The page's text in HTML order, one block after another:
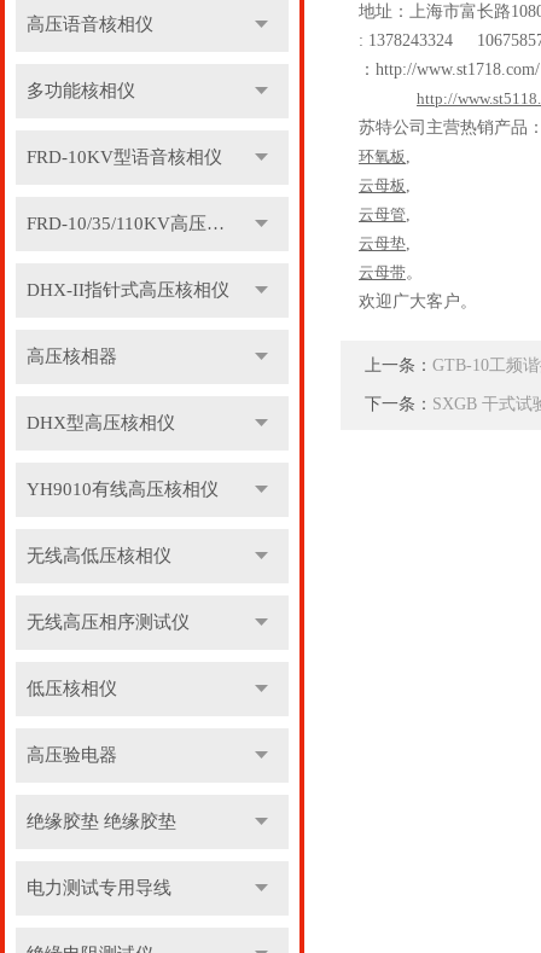
高压语音核相仪
多功能核相仪
FRD-10KV型语音核相仪
FRD-10/35/110KV高压语音核相器
DHX-II指针式高压核相仪
高压核相器
DHX型高压核相仪
YH9010有线高压核相仪
无线高低压核相仪
无线高压相序测试仪
低压核相仪
高压验电器
绝缘胶垫 绝缘胶垫
电力测试专用导线
地址：上海市富长路
: 1378243324
： http://www.st1718.com/
http://
苏特公司主营热销产品
环氧板,
云母板,
云母管,
云母垫,
云母带。
欢迎广大客户。
上一条： GTB-10工频
下一条： SXGB 干式试